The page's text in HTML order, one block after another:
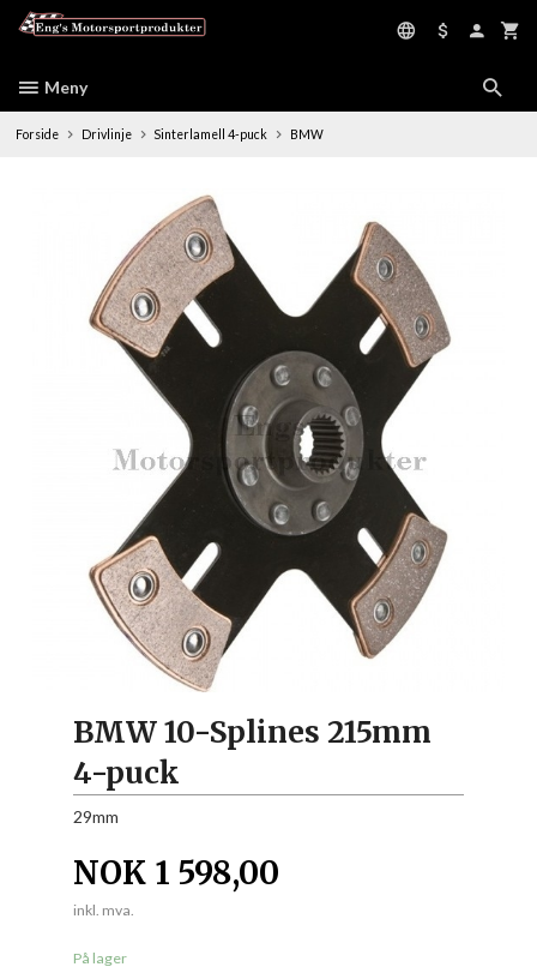
Meny
Forside Drivlinje Sinterlamell 4-puck BMW
BMW 10-Splines 215mm
4-puck
29mm
NOK 1 598,00
inkl. mva.
På lager